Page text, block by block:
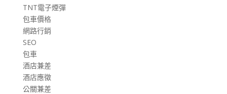
TNT電子煙彈
包車價格
網路行銷
SEO
包車
酒店兼差
酒店應徵
公關兼差